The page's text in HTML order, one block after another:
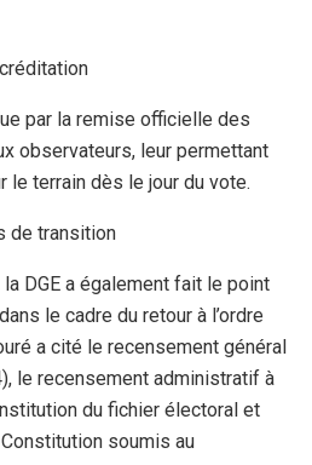
par la remise officielle des
observateurs, leur permettant
le terrain dès le jour du vote.
de transition
DGE a également fait le point
le cadre du retour à l’ordre
a cité le recensement général
le recensement administratif à
du fichier électoral et
soumis au